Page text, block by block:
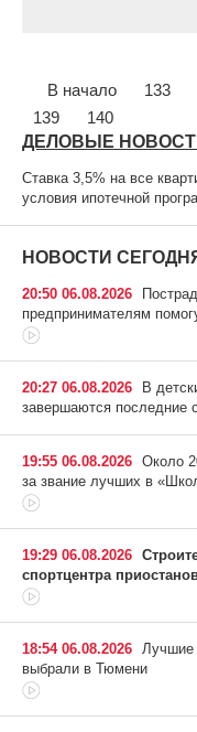
В начало 133
139
140
ДЕЛОВЫЕ
Ставка 3,5% на все
условия ипотечной
НОВОСТИ
20:50 06.08.2026
предпринимателям
20:27 06.08.2026
В
завершаются последние
19:55 06.08.2026 Около
за звание лучших в
19:29 06.08.2026
спортцентра
18:54 06.08.2026
Лучшие
выбрали в Тюмени